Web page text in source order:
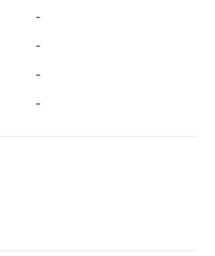
-
-
-
-